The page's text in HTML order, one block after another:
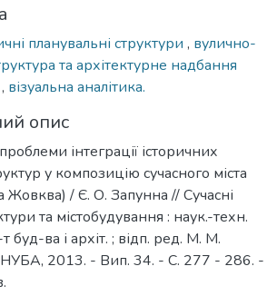
планувальні структури , вулично-
та архітектурне надбання
, візуальна аналітика.
опис
інтеграції історичних
у композицію сучасного міста
Жовква) / Є. О. Запунна // Сучасні
та містобудування : наук.-техн.
буд-ва і архіт. ; відп. ред. М. М.
2013. - Вип. 34. - С. 277 - 286. -